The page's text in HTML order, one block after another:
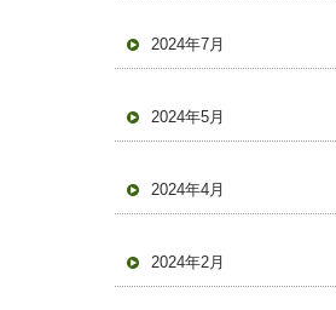
2024年7月
2024年5月
2024年4月
2024年2月